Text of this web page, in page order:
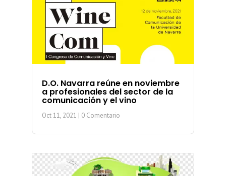
D.O. Navarra reúne en noviembre
a profesionales del sector de la
comunicación y el vino
Oct 11, 2021 | 0 Comentario